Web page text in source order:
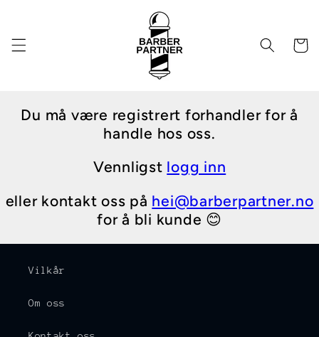
Du må være registrert forhandler for å
handle hos oss.
Vennligst logg inn
eller kontakt oss på hei@barberpartner.no
for å bli kunde 😊
Vilkår
Om oss